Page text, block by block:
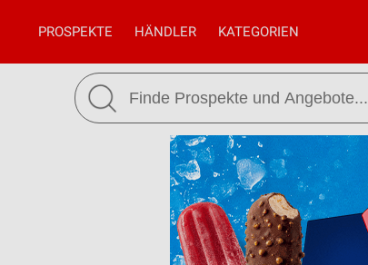
PROSPEKTE HÄNDLER KATEGORIEN